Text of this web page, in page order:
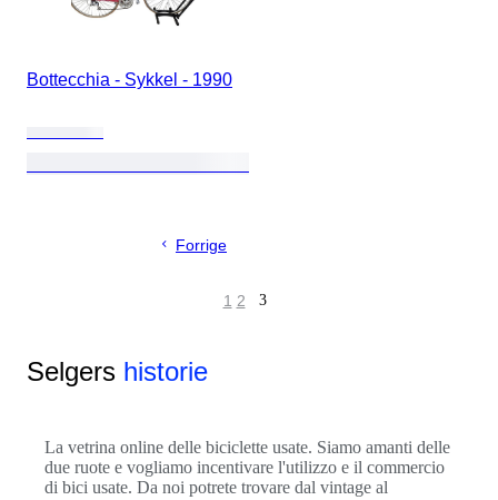
Bottecchia - Sykkel - 1990
Forrige
1 2 3
Selgers historie
La vetrina online delle biciclette usate. Siamo amanti delle
due ruote e vogliamo incentivare l'utilizzo e il commercio
di bici usate. Da noi potrete trovare dal vintage al